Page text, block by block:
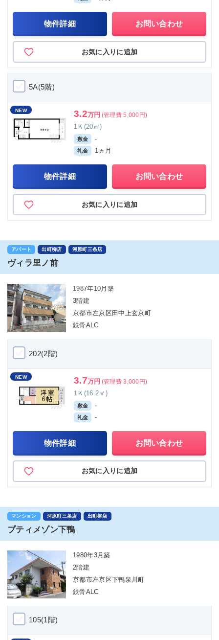
物件詳細 お問い合わせ
お気に入りに追加
5A(5階)
NEW 3.2万円 (管理費 5,000円)
1Ｋ(20㎡)
敷金 -
礼金 1ヵ月
物件詳細 お問い合わせ
お気に入りに追加
アパート 出町柳店 河原町三条店
ヴィラ里ノ前
1987年10月築
3階建
京都市左京区田中上玄京町
鉄骨ALC
202(2階)
NEW 3.7万円 (管理費 3,000円)
1Ｋ(16.2㎡)
敷金 -
礼金 -
物件詳細 お問い合わせ
お気に入りに追加
マンション 河原町三条店 出町柳店
プティメゾン下鴨
1980年3月築
2階建
京都市左京区下鴨泉川町
鉄骨ALC
105(1階)